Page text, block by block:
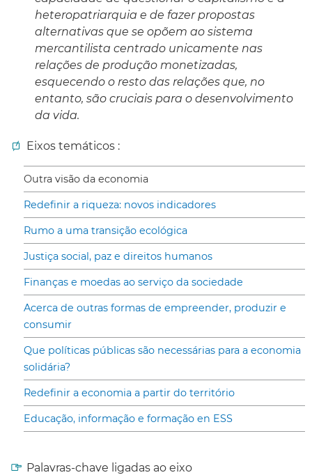
heteropatriarquia e de fazer propostas
alternativas que se opõem ao sistema
mercantilista centrado unicamente nas
relações de produção monetizadas,
esquecendo o resto das relações que, no
entanto, são cruciais para o desenvolvimento
da vida.
Eixos temáticos :
Outra visão da economia
Redefinir a riqueza: novos indicadores
Rumo a uma transição ecológica
Justiça social, paz e direitos humanos
Finanças e moedas ao serviço da sociedade
Acerca de outras formas de empreender, produzir e
consumir
Que políticas públicas são necessárias para a economia
solidária?
Redefinir a economia a partir do território
Educação, informação e formação en ESS
Palavras-chave ligadas ao eixo